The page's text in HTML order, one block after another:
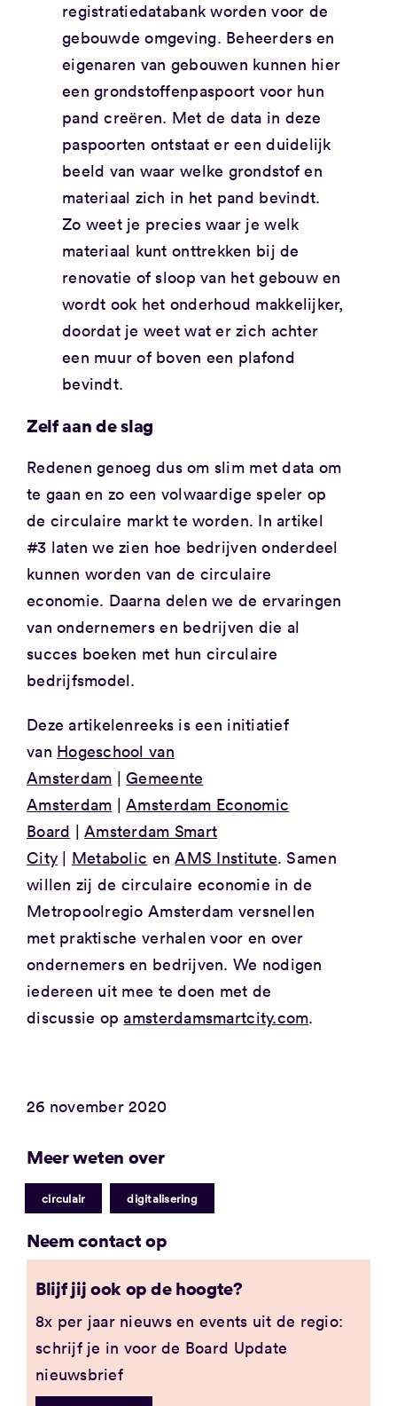
registratiedatabank worden voor de
gebouwde omgeving. Beheerders en
eigenaren van gebouwen kunnen hier
een grondstoffenpaspoort voor hun
pand creëren. Met de data in deze
paspoorten ontstaat er een duidelijk
beeld van waar welke grondstof en
materiaal zich in het pand bevindt.
Zo weet je precies waar je welk
materiaal kunt onttrekken bij de
renovatie of sloop van het gebouw en
wordt ook het onderhoud makkelijker,
doordat je weet wat er zich achter
een muur of boven een plafond
bevindt.
Zelf aan de slag
Redenen genoeg dus om slim met data om
te gaan en zo een volwaardige speler op
de circulaire markt te worden. In artikel
#3 laten we zien hoe bedrijven onderdeel
kunnen worden van de circulaire
economie. Daarna delen we de ervaringen
van ondernemers en bedrijven die al
succes boeken met hun circulaire
bedrijfsmodel.
Deze artikelenreeks is een initiatief
van Hogeschool van
Amsterdam |Gemeente
Amsterdam |Amsterdam Economic
Board |Amsterdam Smart
City | Metabolic enAMS Institute. Samen
willen zij de circulaire economie in de
Metropoolregio Amsterdam versnellen
met praktische verhalen voor en over
ondernemers en bedrijven. We nodigen
iedereen uit mee te doen met de
discussie op amsterdamsmartcity.com.
26 november 2020
Meer weten over
circulair digitalisering
Neem contact op
Blijf jij ook op de hoogte?
8x per jaar nieuws en events uit de regio:
schrijf je in voor de Board Update
nieuwsbrief